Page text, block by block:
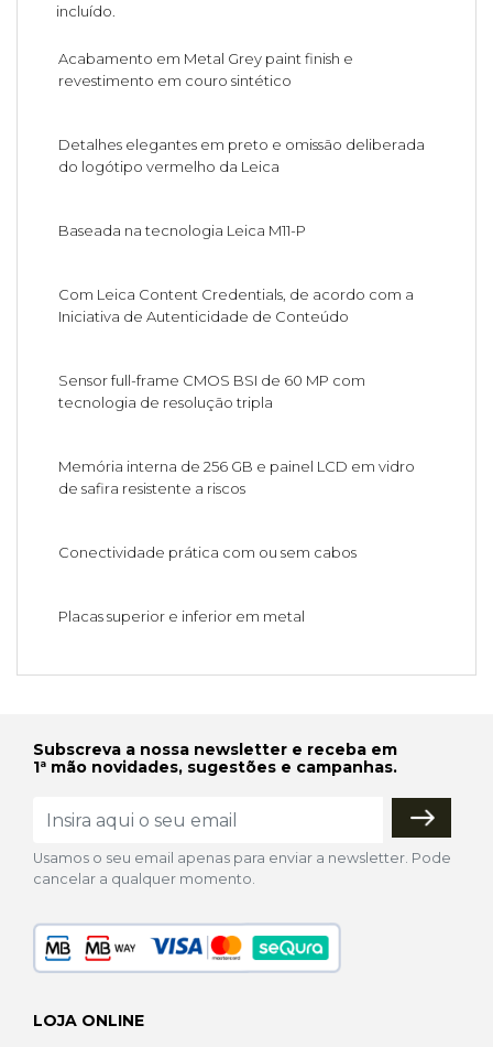
incluído.
Acabamento em Metal Grey paint finish e
revestimento em couro sintético
Detalhes elegantes em preto e omissão deliberada
do logótipo vermelho da Leica
Baseada na tecnologia Leica M11-P
Com Leica Content Credentials, de acordo com a
Iniciativa de Autenticidade de Conteúdo
Sensor full-frame CMOS BSI de 60 MP com
tecnologia de resolução tripla
Memória interna de 256 GB e painel LCD em vidro
de safira resistente a riscos
Conectividade prática com ou sem cabos
Placas superior e inferior em metal
Subscreva a nossa newsletter e receba em
1ª mão novidades, sugestões e campanhas.
Usamos o seu email apenas para enviar a newsletter. Pode
cancelar a qualquer momento.
LOJA ONLINE